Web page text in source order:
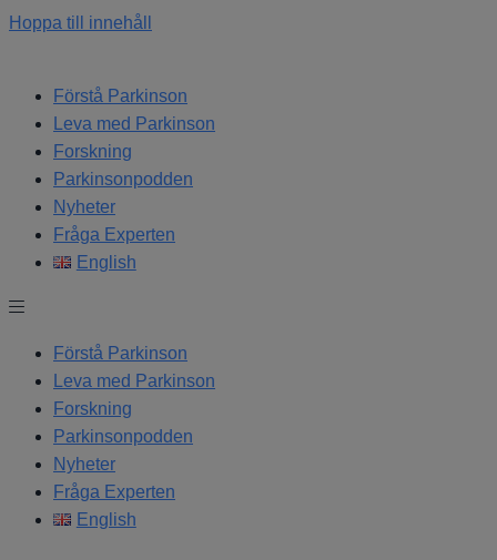
Hoppa till innehåll
Förstå Parkinson
Leva med Parkinson
Forskning
Parkinsonpodden
Nyheter
Fråga Experten
English
Förstå Parkinson
Leva med Parkinson
Forskning
Parkinsonpodden
Nyheter
Fråga Experten
English